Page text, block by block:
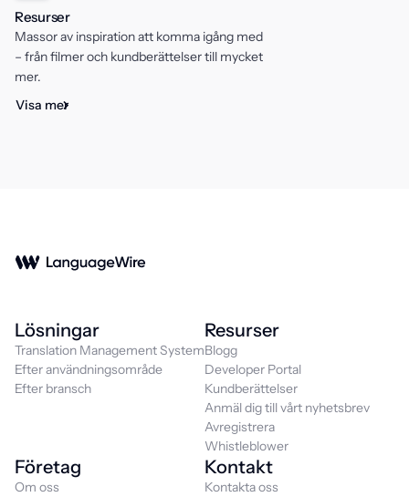
Resurser
Massor av inspiration att komma igång med
– från filmer och kundberättelser till mycket
mer.
Visa mer
Lösningar
Translation Management System
Efter användningsområde
Efter bransch
Resurser
Blogg
Developer Portal
Kundberättelser
Anmäl dig till vårt nyhetsbrev
Avregistrera
Whistleblower
Företag
Om oss
Kontakt
Kontakta oss